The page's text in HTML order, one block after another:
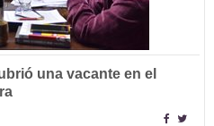
una vacante en el